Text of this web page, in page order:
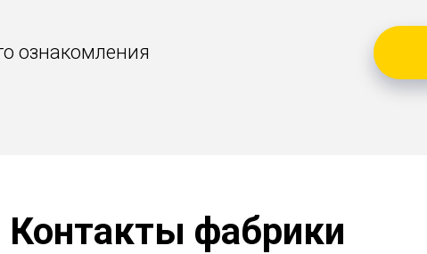
ознакомления
Контакты фабрики